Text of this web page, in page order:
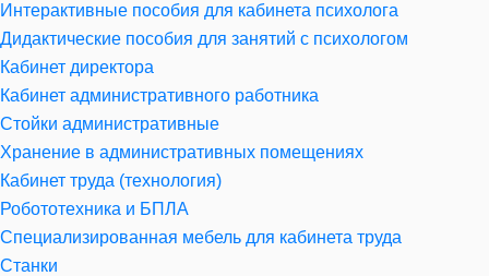
Интерактивные пособия для кабинета психолога
Дидактические пособия для занятий с психологом
Кабинет директора
Кабинет административного работника
Стойки административные
Хранение в административных помещениях
Кабинет труда (технология)
Робототехника и БПЛА
Специализированная мебель для кабинета труда
Станки